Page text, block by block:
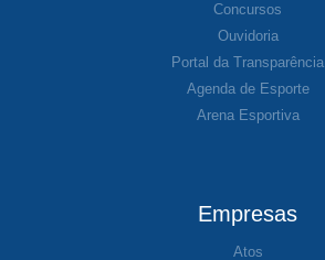
Concursos
Ouvidoria
Portal da Transparência
Agenda de Esporte
Arena Esportiva
Empresas
Atos